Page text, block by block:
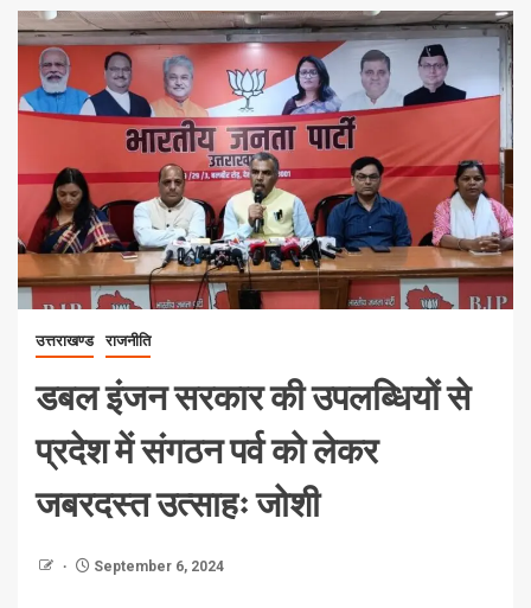
उत्तराखण्ड राजनीति
डबल इंजन सरकार की उपलब्धियों से
प्रदेश में संगठन पर्व को लेकर
जबरदस्त उत्साहः जोशी
September 6, 2024